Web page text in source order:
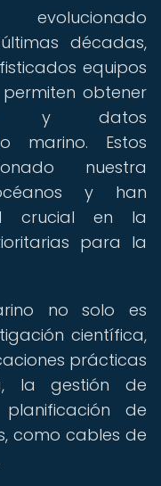
décadas,
equipos
obtener
y datos
marino. Estos
nuestra
y han
crucial en la
para la
no solo es
científica,
prácticas
la gestión de
de
como cables de